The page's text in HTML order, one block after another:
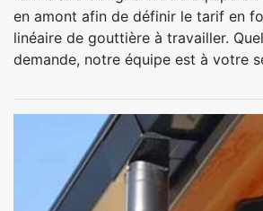
en amont afin de définir le tarif en
linéaire de gouttière à travailler.
demande, notre équipe est à votre